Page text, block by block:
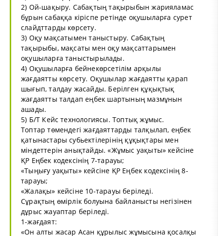
2) Ой-шақыру. Сабақтың тақырыбын жарияламас
бұрын сабаққа кіріспе ретінде оқушыларға сурет
слайдттарды көрсету.
3) Оқу мақсатымен таныстыру. Сабақтың
тақырыбы, мақсаты мен оқу мақсаттарымен
оқушыларға таныстырылады.
4) Оқушыларға бейнекөрсетілім арқылы
жағдаятты көрсету. Оқушылар жағдаятты қарап
шығып, талдау жасайды. Берілген құқықтық
жағдаятты талдап еңбек шартының мазмұнын
ашады.
5) Б/Т Кейс технологиясы. Топтық жұмыс.
Топтар төмендегі жағдаяттарды талқылап, еңбек
қатынастары субьектілерінің құқықтары мен
міндеттерін анықтайды. «Жұмыс уақыты» кейсіне
ҚР Еңбек кодексінің 7-тарауы;
«Тыңығу уақыты» кейсіне ҚР Еңбек кодексінің 8-
тарауы;
«Жалақы» кейсіне 10-тарауы беріледі.
Сұрақтың өмірлік болуына байланысты негізінен
дұрыс жауаптар беріледі.
1-жағдаят:
«Он алты жасар Асан құрылыс жұмысына қосалқы